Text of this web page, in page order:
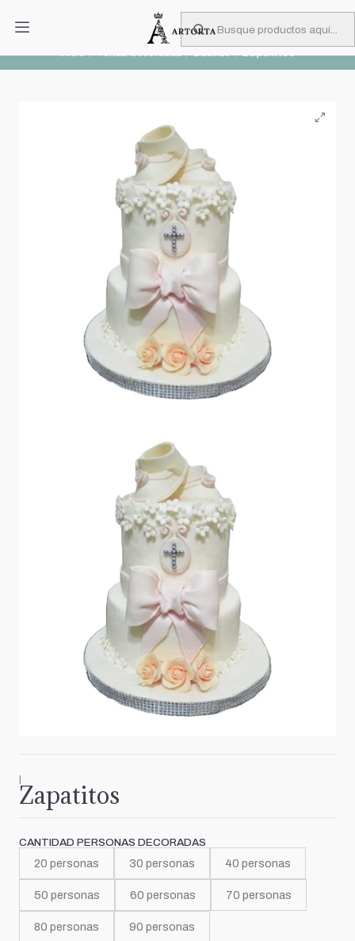
PIDA CON MUCHA ANTICIPACIÓN
Inicio Tortas decoradas Bautizo Zapatitos
|
Zapatitos
CANTIDAD PERSONAS DECORADAS
20 personas 30 personas 40 personas
50 personas 60 personas 70 personas
80 personas 90 personas